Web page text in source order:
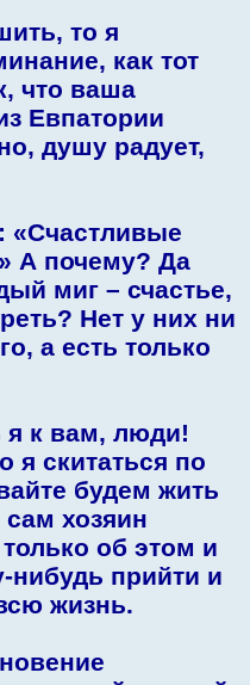
то я
как тот
что ваша
Евпатории
душу радует,
«Счастливые
А почему? Да
миг – счастье,
Нет у них ни
а есть только
к вам, люди!
я скитаться по
будем жить
хозяин
об этом и
нибудь прийти и
жизнь.